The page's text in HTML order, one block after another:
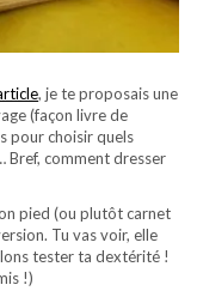
, je te proposais une
(façon livre de
pour choisir quels
Bref, comment dresser
pied (ou plutôt carnet
Tu vas voir, elle
tester ta dextérité !
!)